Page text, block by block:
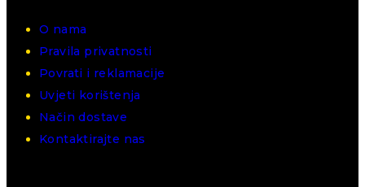
O nama
Pravila privatnosti
Povrati i reklamacije
Uvjeti korištenja
Način dostave
Kontaktirajte nas